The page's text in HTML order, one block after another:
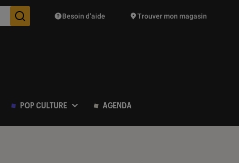
Des suggestions de produits vont vous être proposées
Besoin d’aide Trouver mon magasin
POP CULTURE AGENDA